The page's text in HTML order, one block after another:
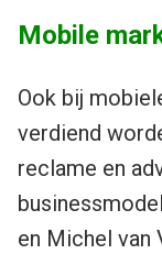
Mobile
Ook bij
verdiend
reclame en
en Michel van